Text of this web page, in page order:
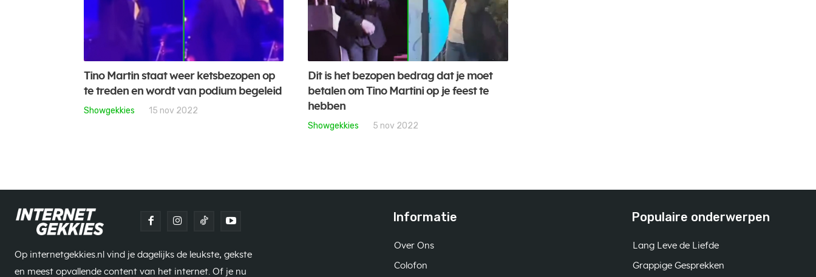
Tino Martin staat weer ketsbezopen op
te treden en wordt van podium begeleid
Showgekkies 15 nov 2022
Dit is het bezopen bedrag dat je moet
betalen om Tino Martini op je feest te
hebben
Showgekkies 5 nov 2022
Op internetgekkies.nl vind je dagelijks de leukste, gekste
en meest opvallende content van het internet. Of je nu
Informatie
Over Ons
Colofon
Populaire onderwerpen
Lang Leve de Liefde
Grappige Gesprekken